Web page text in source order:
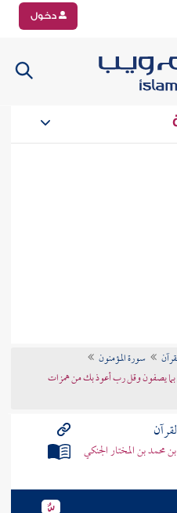
دخول
سورة المؤمنون
بما يصفون وقل رب أعوذ بك من همزات
محمد بن المختار الجنكي